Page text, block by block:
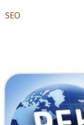
SEO